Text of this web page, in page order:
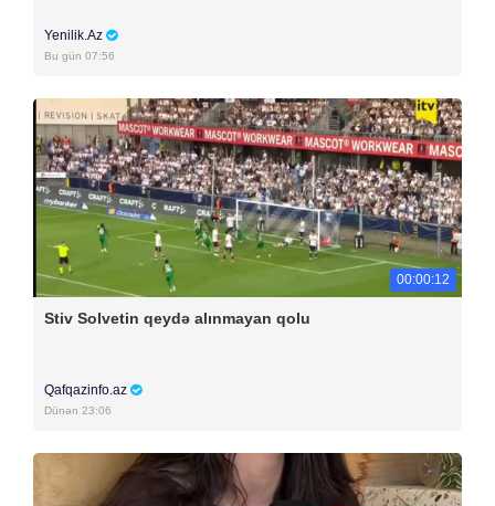
Yenilik.Az
Bu gün 07:56
00:00:12
Stiv Solvetin qeydə alınmayan qolu
Qafqazinfo.az
Dünən 23:06